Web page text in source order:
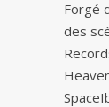
Forgé
des